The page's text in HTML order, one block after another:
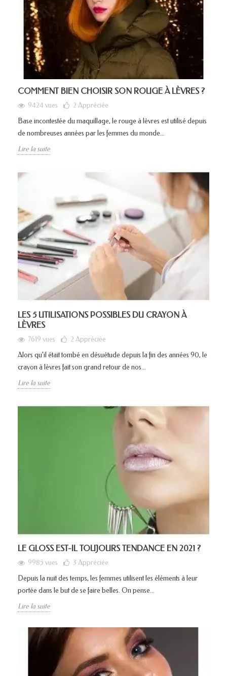
COMMENT BIEN CHOISIR SON ROUGE À LÈVRES ?
9424 vues 2 Appréciée
Base incontestée du maquillage, le rouge à lèvres est utilisé depuis
de nombreuses années par les femmes du monde...
Lire la suite
LES 5 UTILISATIONS POSSIBLES DU CRAYON À
LÈVRES
7619 vues 2 Appréciée
Alors qu’il était tombé en désuétude depuis la fin des années 90, le
crayon à lèvres fait son grand retour de nos...
Lire la suite
LE GLOSS EST-IL TOUJOURS TENDANCE EN 2021 ?
9985 vues 3 Appréciée
Depuis la nuit des temps, les femmes utilisent les éléments à leur
portée dans le but de se faire belles. On pense...
Lire la suite